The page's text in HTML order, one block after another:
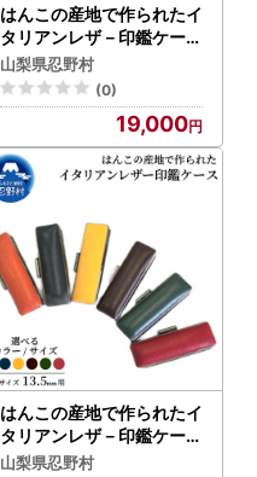
はんこの産地で作られたイ
タリアンレザ－印鑑ケース
10.5mm用
山梨県忍野村
(0)
19,000
はんこの産地で作られたイ
タリアンレザ－印鑑ケース
13.5mm用
山梨県忍野村